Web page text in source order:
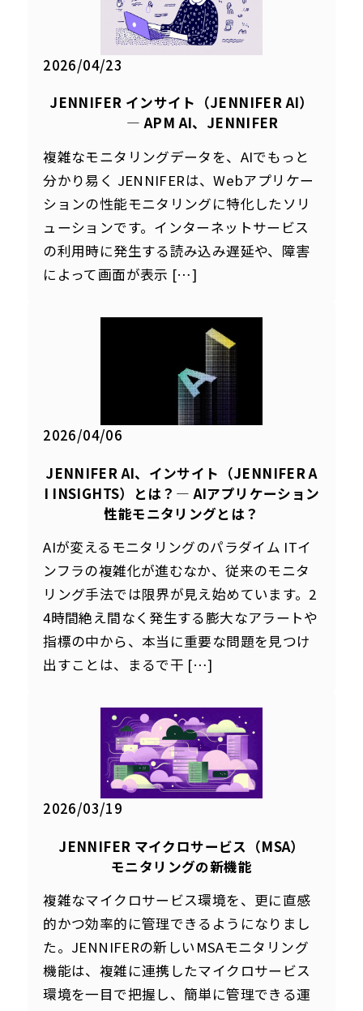
2026/04/23
JENNIFER インサイト（JENNIFER AI）
― APM AI、JENNIFER
複雑なモニタリングデータを、AIでもっと
分かり易く JENNIFERは、Webアプリケー
ションの性能モニタリングに特化したソリ
ューションです。インターネットサービス
の利用時に発生する読み込み遅延や、障害
によって画面が表示 […]
2026/04/06
JENNIFER AI、インサイト（JENNIFER A
I INSIGHTS）とは？― AIアプリケーション
性能モニタリングとは？
AIが変えるモニタリングのパラダイム ITイ
ンフラの複雑化が進むなか、従来のモニタ
リング手法では限界が見え始めています。2
4時間絶え間なく発生する膨大なアラートや
指標の中から、本当に重要な問題を見つけ
出すことは、まるで干 […]
2026/03/19
JENNIFER マイクロサービス（MSA）
モニタリングの新機能
複雑なマイクロサービス環境を、更に直感
的かつ効率的に管理できるようになりまし
た。JENNIFERの新しいMSAモニタリング
機能は、複雑に連携したマイクロサービス
環境を一目で把握し、簡単に管理できる運